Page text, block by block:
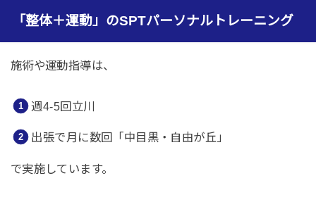
「整体＋運動」のSPTパーソナルトレーニング
施術や運動指導は、
週4-5回立川
出張で月に数回「中目黒・自由が丘」
で実施しています。